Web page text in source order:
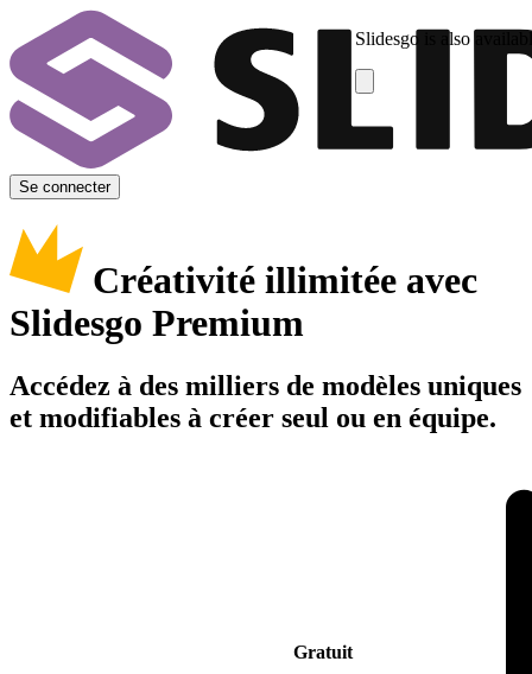
Slidesgo is also
Se connecter
Créativité illimitée avec
Slidesgo Premium
Accédez à des milliers de modèles uniques
et modifiables à créer seul ou en équipe.
Gratuit